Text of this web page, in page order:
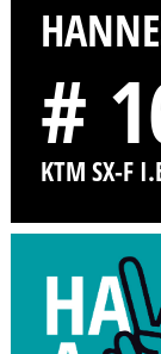
#
KTM SX-F